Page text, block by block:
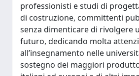
professionisti e studi di
di costruzione, committenti
senza dimenticare di rivolgere
futuro, dedicando molta
all’insegnamento nelle
sostegno dei maggiori